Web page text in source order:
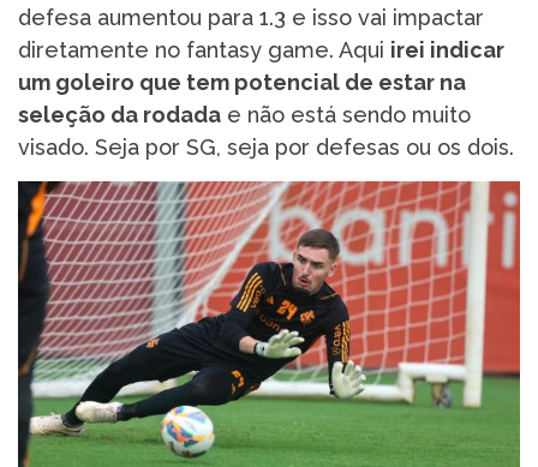
defesa aumentou para 1.3 e isso vai impactar
diretamente no fantasy game. Aqui irei indicar
um goleiro que tem potencial de estar na
seleção da rodada e não está sendo muito
visado. Seja por SG, seja por defesas ou os dois.